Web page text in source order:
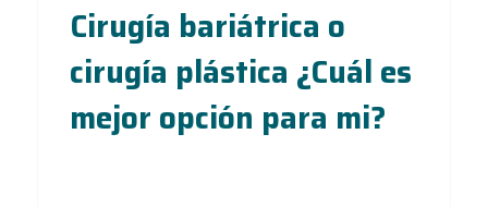
Cirugía bariátrica o
cirugía plástica ¿Cuál es
mejor opción para mi?